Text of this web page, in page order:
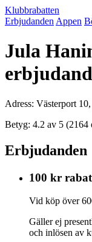
Klubbrabatten
Erbjudanden Appen
Jula
Adress: Västerport
Betyg: 4.2 av 5 (2164
Erbjudanden
100 kr
Vid köp över
Gäller ej
och inlösen av